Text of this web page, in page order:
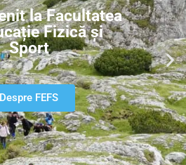
la Facultatea
Fizică și
Sport
Despre FEFS